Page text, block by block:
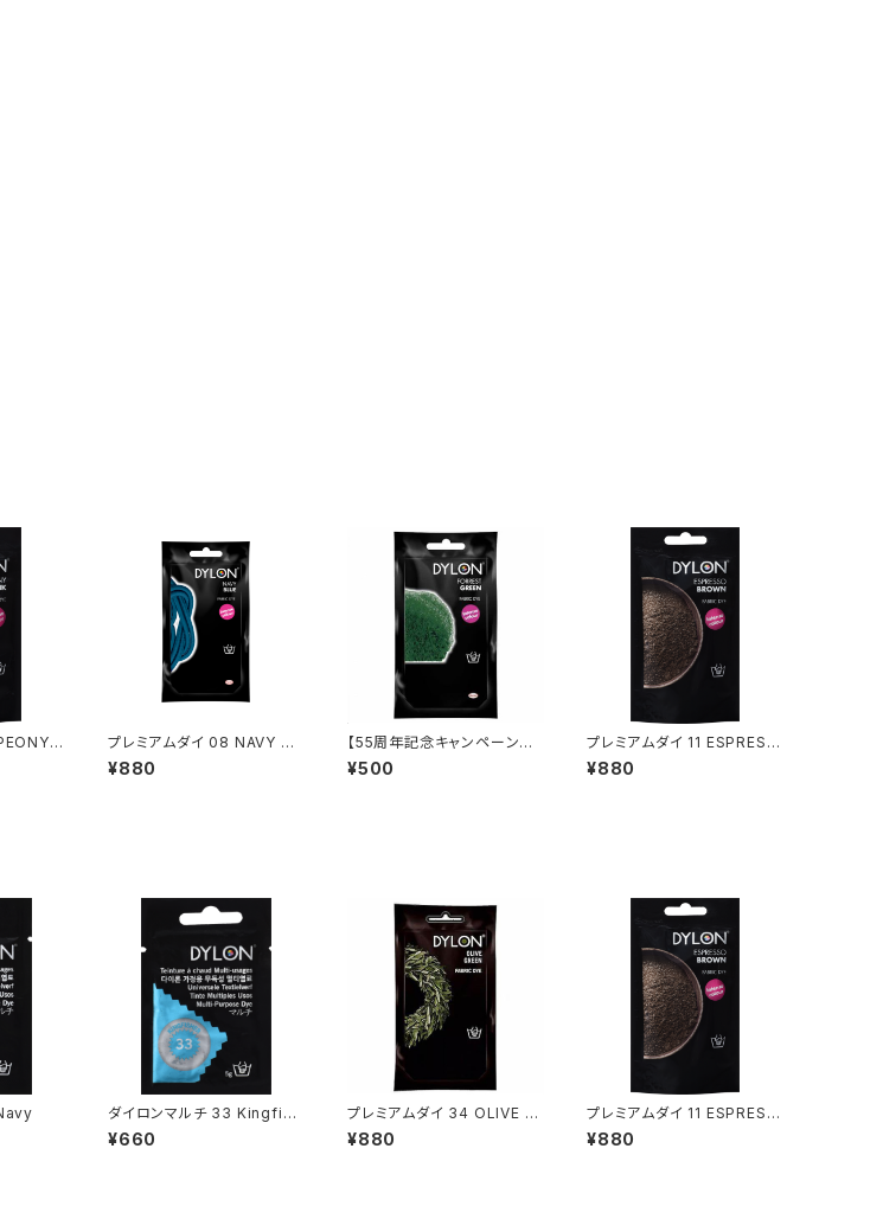
P
プレミアムダイ 08 NAVY BL
UE
¥880
【55周年記念キャンペーンセ
ール】プレミアムダイ 09 FOR
EST GREEN
¥500
プレミアムダイ 11 ESPRESS
O BROWN
¥880
ダイロンマルチ 33 Kingfish
er
¥660
プレミアムダイ 34 OLIVE G
REEN
¥880
プレミアムダイ 11 ESPRESS
O BROWN
¥880